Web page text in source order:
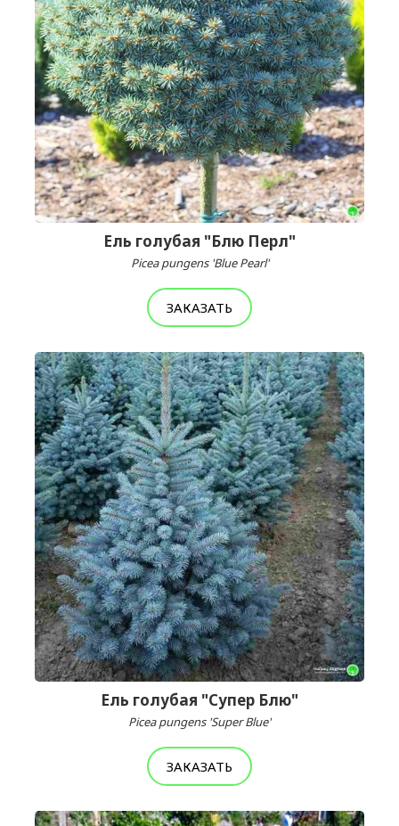
Ель голубая "Блю Перл"
Picea pungens 'Blue Pearl'
ЗАКАЗАТЬ
Ель голубая "Супер Блю"
Picea pungens 'Super Blue'
ЗАКАЗАТЬ